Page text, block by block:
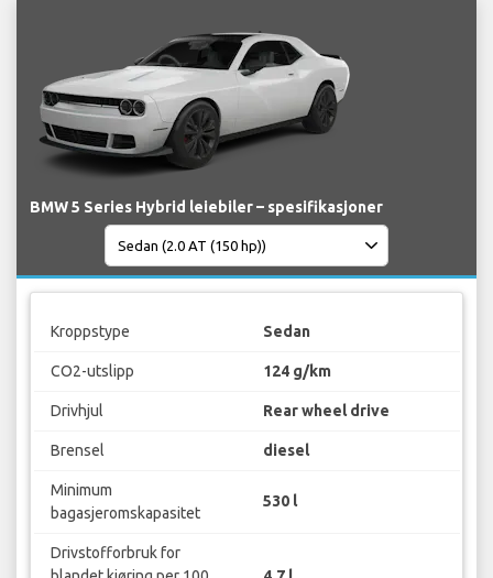
BMW 5 Series Hybrid leiebiler – spesifikasjoner
Kroppstype Sedan
CO2-utslipp 124 g/km
Drivhjul Rear wheel drive
Brensel diesel
Minimum
bagasjeromskapasitet
530 l
Drivstofforbruk for